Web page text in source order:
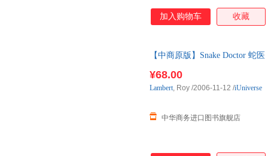
加入购物车 收藏
【中商原版】Snake Doctor 蛇医
¥68.00
中华商务进口图书旗舰店
Lambert, Roy /2006-11-12 /iUniverse